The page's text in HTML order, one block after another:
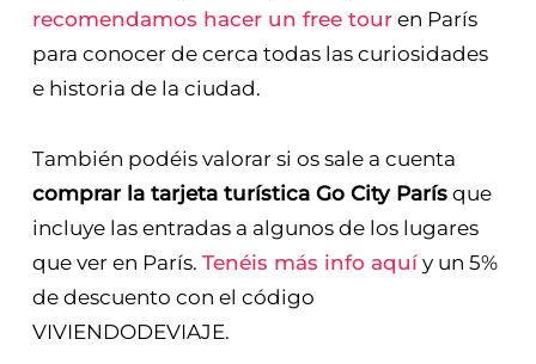
recomendamos hacer un free touren París
para conocer de cerca todas las curiosidades
e historia de la ciudad.
También podéis valorar si os sale a cuenta
comprar la tarjeta turística Go City Parísque
incluye las entradas a algunos de los lugares
que ver en París. Tenéis más info aquíy un 5%
de descuento con el código
VIVIENDODEVIAJE.